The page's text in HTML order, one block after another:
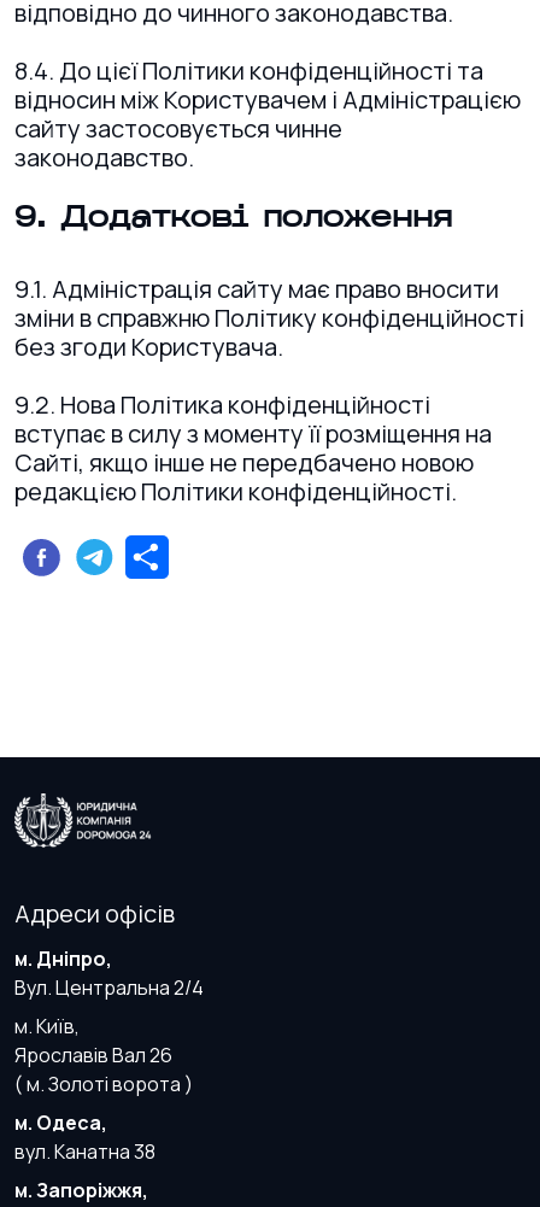
відповідно до чинного законодавства.
8.4. До цієї Політики конфіденційності та
відносин між Користувачем і Адміністрацією
сайту застосовується чинне
законодавство.
9. Додаткові положення
9.1. Адміністрація сайту має право вносити
зміни в справжню Політику конфіденційності
без згоди Користувача.
9.2. Нова Політика конфіденційності
вступає в силу з моменту її розміщення на
Сайті, якщо інше не передбачено новою
редакцією Політики конфіденційності.
Адреси офісів
м. Дніпро,
Вул. Центральна 2/4
м. Київ,
Ярославів Вал 26
( м. Золоті ворота )
м. Одеса,
вул. Канатна 38
м. Запоріжжя,